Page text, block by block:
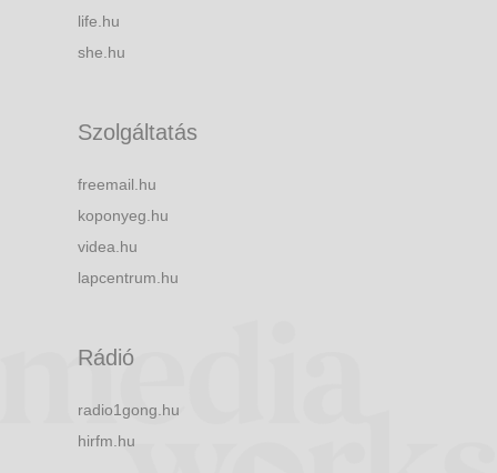
life.hu
she.hu
Szolgáltatás
freemail.hu
koponyeg.hu
videa.hu
lapcentrum.hu
Rádió
radio1gong.hu
hirfm.hu